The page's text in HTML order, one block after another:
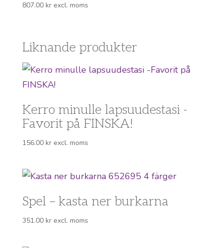
807.00 krexcl. moms
Liknande produkter
Kerro minulle lapsuudestasi -
Favorit på FINSKA!
156.00 krexcl. moms
Spel – kasta ner burkarna
351.00 krexcl. moms